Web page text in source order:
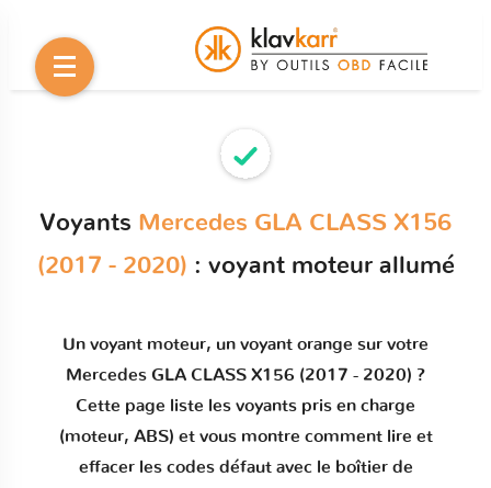
Voyants Mercedes GLA CLASS X156
(2017 - 2020) : voyant moteur allumé
Un voyant moteur, un voyant orange sur votre
Mercedes GLA CLASS X156 (2017 - 2020) ?
Cette page liste les voyants pris en charge
(moteur, ABS) et vous montre comment lire et
effacer les codes défautavec le boîtier de